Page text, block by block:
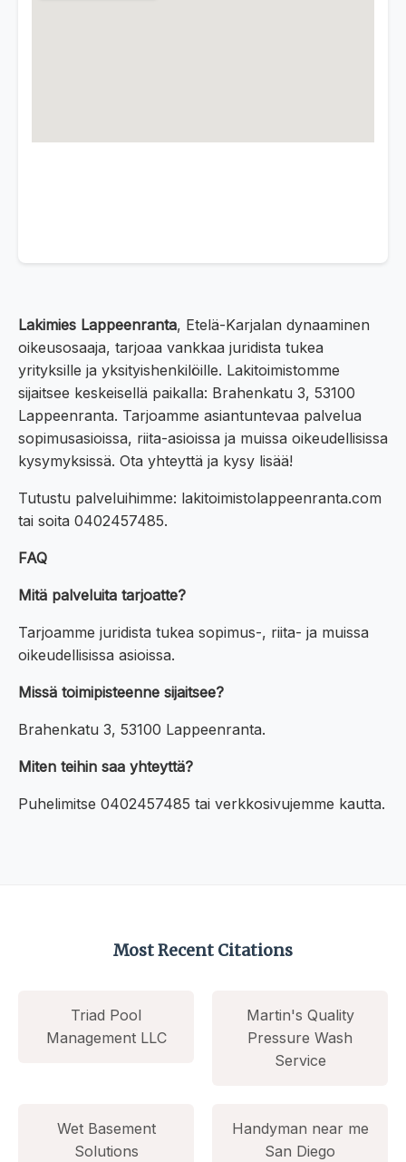
Lakimies Lappeenranta, Etelä-Karjalan dynaaminen
oikeusosaaja, tarjoaa vankkaa juridista tukea
yrityksille ja yksityishenkilöille. Lakitoimistomme
sijaitsee keskeisellä paikalla: Brahenkatu 3, 53100
Lappeenranta. Tarjoamme asiantuntevaa palvelua
sopimusasioissa, riita-asioissa ja muissa oikeudellisissa
kysymyksissä. Ota yhteyttä ja kysy lisää!
Tutustu palveluihimme: lakitoimistolappeenranta.com
tai soita 0402457485.
FAQ
Mitä palveluita tarjoatte?
Tarjoamme juridista tukea sopimus-, riita- ja muissa
oikeudellisissa asioissa.
Missä toimipisteenne sijaitsee?
Brahenkatu 3, 53100 Lappeenranta.
Miten teihin saa yhteyttä?
Puhelimitse 0402457485 tai verkkosivujemme kautta.
Most Recent Citations
Triad Pool
Management LLC
Martin's Quality
Pressure Wash
Service
Wet Basement
Solutions
Handyman near me
San Diego